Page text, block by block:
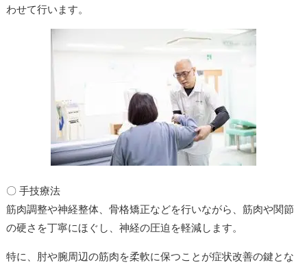
わせて行います。
〇 手技療法
筋肉調整や神経整体、骨格矯正などを行いながら、筋肉や関節
の硬さを丁寧にほぐし、神経の圧迫を軽減します。
特に、肘や腕周辺の筋肉を柔軟に保つことが症状改善の鍵とな